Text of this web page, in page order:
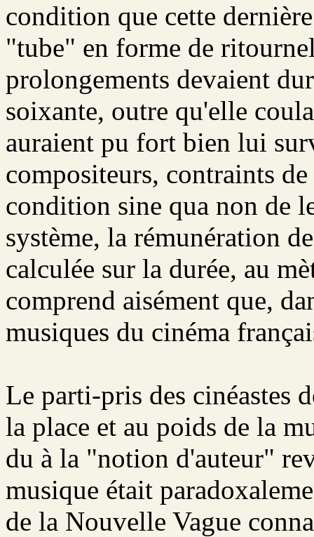
condition que cette
"tube" en forme de
prolongements devaient
soixante, outre qu'elle
auraient pu fort bien lui
compositeurs, contraints
condition sine qua non de
système, la rémunération
calculée sur la durée, au
comprend aisément que,
musiques du cinéma
Le parti-pris des cinéastes
la place et au poids de la
du à la "notion d'auteur"
musique était
de la Nouvelle Vague